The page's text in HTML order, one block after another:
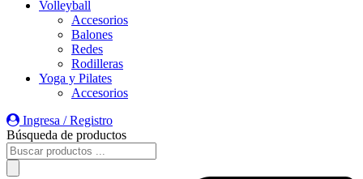
Volleyball
Accesorios
Balones
Redes
Rodilleras
Yoga y Pilates
Accesorios
Ingresa / Registro
Búsqueda de productos